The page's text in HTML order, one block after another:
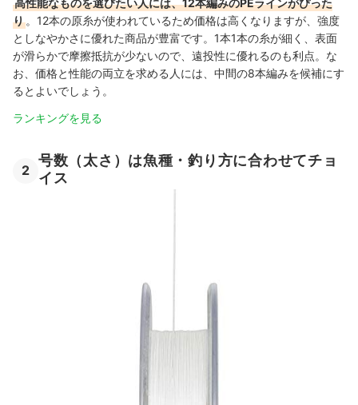
高性能なものを選びたい人には、12本編みのPEラインがぴった
り 。12本の原糸が使われているため価格は高くなりますが、強度
としなやかさに優れた商品が豊富です。1本1本の糸が細く、表面
が滑らかで摩擦抵抗が少ないので、遠投性に優れるのも利点。な
お、価格と性能の両立を求める人には、中間の8本編みを候補にす
るとよいでしょう。
ランキングを見る
2
号数（太さ）は魚種・釣り方に合わせてチョ
イス